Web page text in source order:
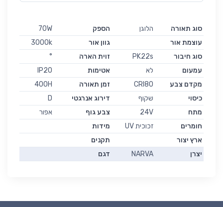
סוג תאורה הלוגן הספק
70W
עוצמת אור
גוון אור
3000k
סוג חיבור
PK22s זוית הארה
°
עמעום
לא אטימות
IP20
מקדם צבע
CRI80 זמן תאורה
400H
כיסוי
שקוף דירוג אנרגטי
D
מתח
24V צבע גוף
אפור
חומרים
זכוכית UV
מידות
ארץ יצור
תקנים
יצרן
NARVA דגם